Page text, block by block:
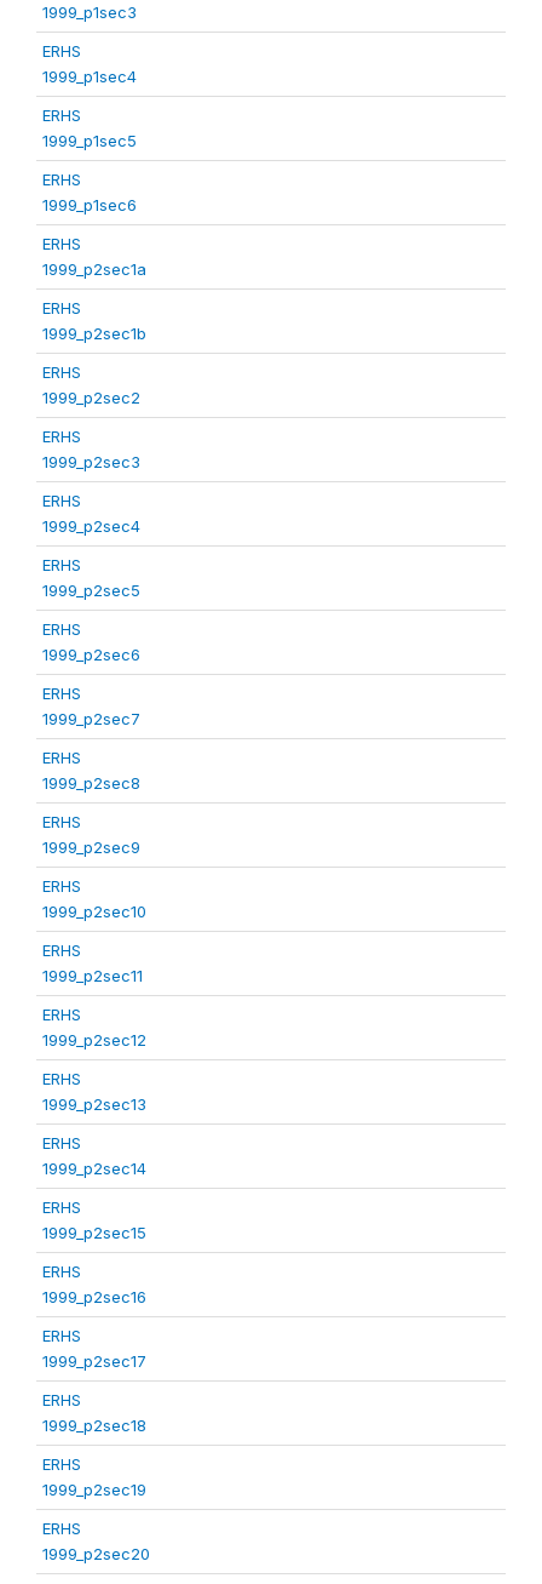
1999_p1sec3
ERHS
1999_p1sec4
ERHS
1999_p1sec5
ERHS
1999_p1sec6
ERHS
1999_p2sec1a
ERHS
1999_p2sec1b
ERHS
1999_p2sec2
ERHS
1999_p2sec3
ERHS
1999_p2sec4
ERHS
1999_p2sec5
ERHS
1999_p2sec6
ERHS
1999_p2sec7
ERHS
1999_p2sec8
ERHS
1999_p2sec9
ERHS
1999_p2sec10
ERHS
1999_p2sec11
ERHS
1999_p2sec12
ERHS
1999_p2sec13
ERHS
1999_p2sec14
ERHS
1999_p2sec15
ERHS
1999_p2sec16
ERHS
1999_p2sec17
ERHS
1999_p2sec18
ERHS
1999_p2sec19
ERHS
1999_p2sec20